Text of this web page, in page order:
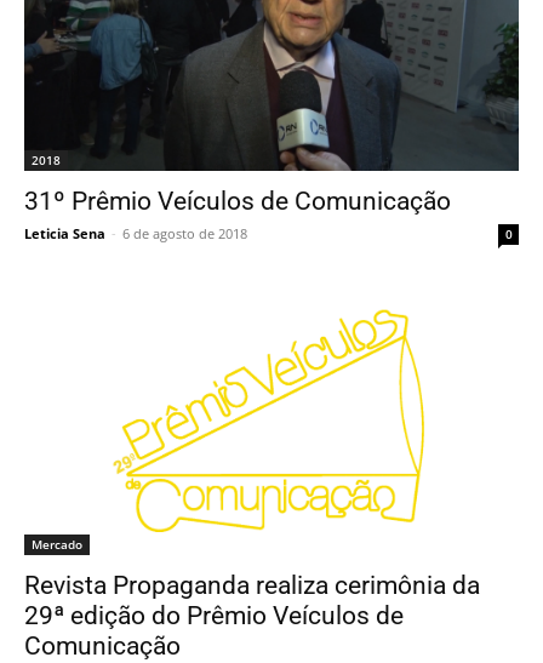
2018
31º Prêmio Veículos de Comunicação
Leticia Sena - 6 de agosto de 2018 0
Mercado
Revista Propaganda realiza cerimônia da
29ª edição do Prêmio Veículos de
Comunicação